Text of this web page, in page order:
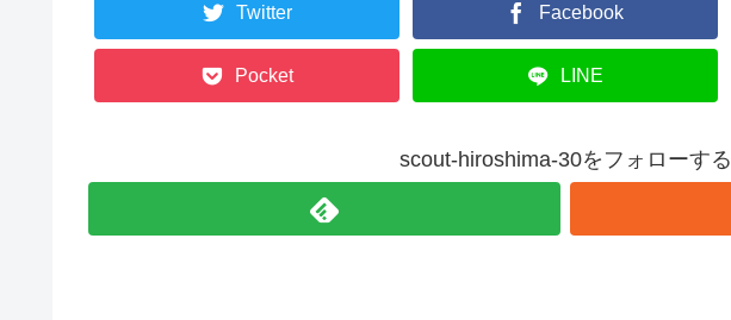
Twitter Facebook
Pocket LINE
scout-hiroshima-30をフォローする